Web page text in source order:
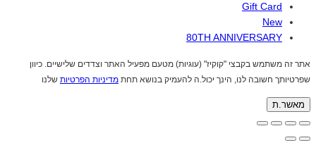
Gift Card
New
80TH ANNIVERSARY
אתר זה משתמש בקבצי "קוקיז" (עוגיות) מטעם מפעיל האתר וצדדים שלישיים. כיוון
שפרטיותך חשובה לנו, הינך יכול.ה להעמיק בנושא תחת מדיניות הפרטיות שלנו
מאשר.ת